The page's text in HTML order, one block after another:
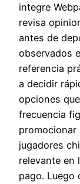
integre
revisa
antes de
observados
referencia
a decidir
opciones
frecuencia
promocionar
jugadores
relevante en
pago. Luego